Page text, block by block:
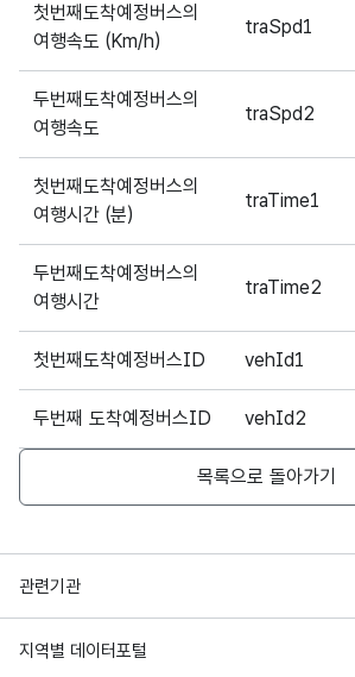
첫번째도착예정버스의
여행속도 (Km/h)
traSpd1
두번째도착예정버스의
여행속도
traSpd2
첫번째도착예정버스의
여행시간 (분)
traTime1
두번째도착예정버스의
여행시간
traTime2
첫번째도착예정버스ID vehId1
두번째 도착예정버스ID vehId2
목록으로 돌아가기
관련기관
행정안전부
한국지능정보사회진흥원
지역별 데이터포털
서울 열린데이터광장